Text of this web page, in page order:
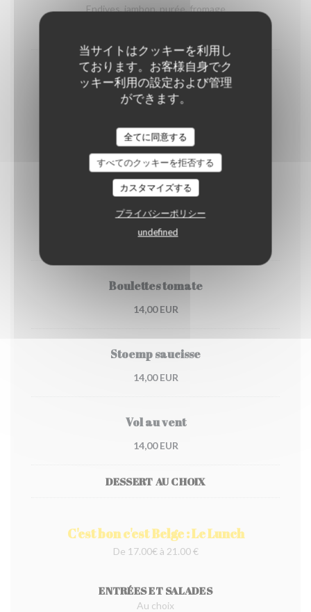
当サイトはクッキーを利用し
ております。お客様自身でク
ッキー利用の設定および管理
ができます。
全てに同意する
すべてのクッキーを拒否する
カスタマイズする
プライバシーポリシー
undefined
Endives, jambon, purée, fromage
Bruxiflette
Pomme de terre, chicons, lardons, fromage
Et pour nos Ketjes
Gamins
10,00 EUR
Boulettes tomate
14,00 EUR
Stoemp saucisse
14,00 EUR
Vol au vent
14,00 EUR
DESSERT AU CHOIX
C'est bon c'est Belge : Le Lunch
De 17.00€ à 21.00 €
ENTRÉES ET SALADES
Au choix